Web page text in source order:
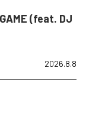
(feat. DJ
2026.8.8